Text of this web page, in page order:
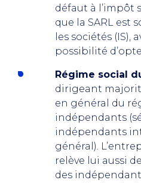
défaut à l’impôt
que la SARL est
les sociétés (IS),
possibilité
Régime social
dirigeant
en général du
indépendants
indépendants
général).
relève lui aussi
des